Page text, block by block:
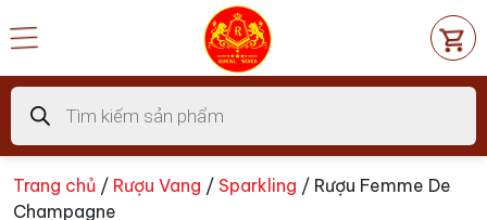
đến
dung
Tìm
kiếm
sản
phẩm
Trang chủ / Rượu Vang / Sparkling / Rượu Femme De
Champagne